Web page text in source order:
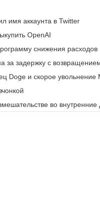
имя аккаунта в Twitter
OpenAI
снижения расходов
за задержку с
Doge и скорое увольнение
во внутренние